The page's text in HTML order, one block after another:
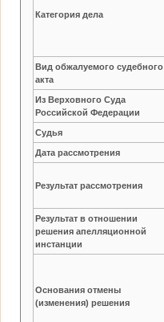
Категория дела
Вид обжалуемого судебного
акта
Из Верховного Суда
Российской Федерации
Судья
Дата рассмотрения
Результат рассмотрения
Результат в отношении
решения апелляционной
инстанции
Основания отмены
(изменения) решения